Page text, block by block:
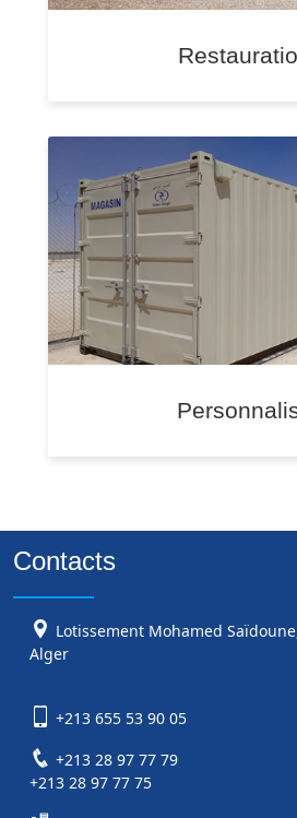
Contacts
Lotissement Mohamed
Alger
+213 655 53 90 05
+213 28 97 77 79
+213 28 97 77 75